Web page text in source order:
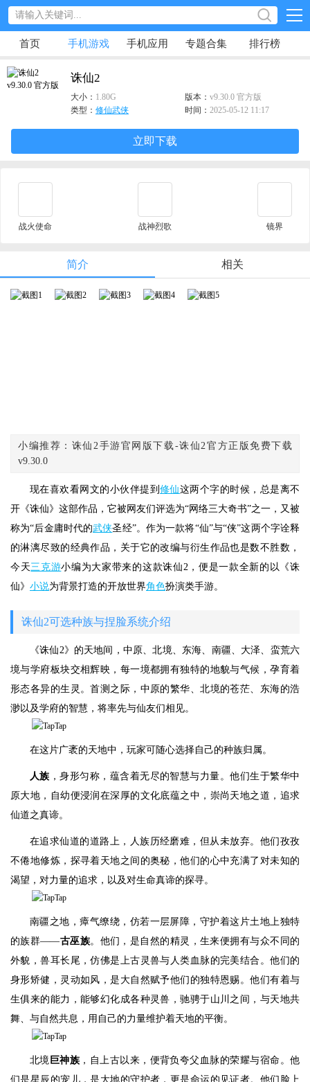
首页 手机游戏 手机应用 专题合集 排行榜
诛仙2
大小： 1.80G 版本： v9.30.0 官方版
类型： 修仙武侠 时间： 2025-05-12 11:17
立即下载
战火使命 战神烈歌 镜界
简介 相关
小编推荐：诛仙2手游官网版下载-诛仙2官方正版免费下载
v9.30.0
现在喜欢看网文的小伙伴提到 修仙这两个字的时候，总是离不
开《诛仙》这部作品，它被网友们评选为“网络三大奇书”之一，又被
称为“后金庸时代的武侠圣经”。作为一款将“仙”与“侠”这两个字诠释
的淋漓尽致的经典作品，关于它的改编与衍生作品也是数不胜数，
今天三克游小编为大家带来的这款诛仙2，便是一款全新的以《诛
仙》 小说为背景打造的开放世界角色扮演类手游。
诛仙2可选种族与捏脸系统介绍
《诛仙2》的天地间，中原、北境、东海、南疆、大泽、蛮荒六
境与学府板块交相辉映，每一境都拥有独特的地貌与气候，孕育着
形态各异的生灵。首测之际，中原的繁华、北境的苍茫、东海的浩
渺以及学府的智慧，将率先与仙友们相见。
在这片广袤的天地中，玩家可随心选择自己的种族归属。
人族 ，身形匀称，蕴含着无尽的智慧与力量。他们生于繁华中
原大地，自幼便浸润在深厚的文化底蕴之中，崇尚天地之道，追求
仙道之真谛。
在追求仙道的道路上，人族历经磨难，但从未放弃。他们孜孜
不倦地修炼，探寻着天地之间的奥秘，他们的心中充满了对未知的
渴望，对力量的追求，以及对生命真谛的探寻。
南疆之地，瘴气缭绕，仿若一层屏障，守护着这片土地上独特
的族群——古巫族。他们，是自然的精灵，生来便拥有与众不同的
外貌，兽耳长尾，仿佛是上古灵兽与人类血脉的完美结合。他们的
身形矫健，灵动如风，是大自然赋予他们的独特恩赐。他们有着与
生俱来的能力，能够幻化成各种灵兽，驰骋于山川之间，与天地共
舞、与自然共息，用自己的力量维护着天地的平衡。
北境 巨神族 ，自上古以来，便背负夸父血脉的荣耀与宿命。他
们是星辰的宠儿，是大地的守护者，更是命运的见证者。他们脸上